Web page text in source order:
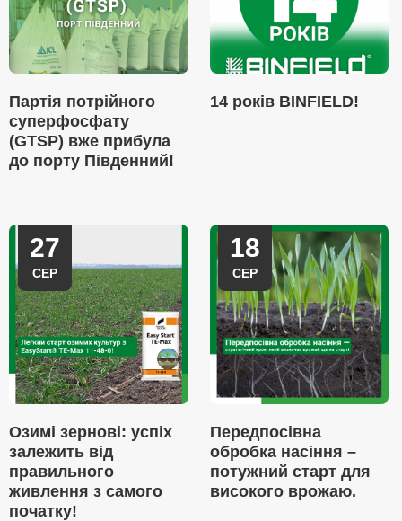
Партія потрійного
суперфосфату
(GTSP) вже прибула
до порту Південний!
14 років BINFIELD!
27
СЕР
Озимі зернові: успіх
залежить від
правильного
живлення з самого
початку!
18
СЕР
Передпосівна
обробка насіння –
потужний старт для
високого врожаю.